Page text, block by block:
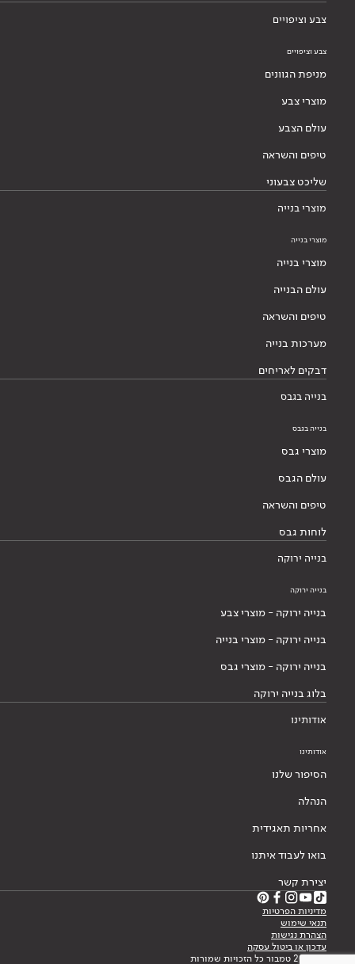
צבע וציפויים
צבע וציפויים
מניפת הגוונים
מוצרי צבע
עולם הצבע
טיפים והשראה
שליכט צבעוני
מוצרי בנייה
מוצרי בנייה
מוצרי בנייה
עולם הבנייה
טיפים והשראה
מערכות בנייה
דבקים לאריחים
בנייה בגבס
בנייה בגבס
מוצרי גבס
עולם הגבס
טיפים והשראה
לוחות גבס
בנייה ירוקה
בנייה ירוקה
בנייה ירוקה - מוצרי צבע
בנייה ירוקה - מוצרי בנייה
בנייה ירוקה - מוצרי גבס
בלוג בנייה ירוקה
אודותינו
אודותינו
הסיפור שלנו
הנהלה
אחריות תאגידית
בואו לעבוד איתנו
יצירת קשר
מדיניות הפרטיות
תנאי שימוש
הצהרת נגישות
עדכון או ביטול עסקה
© 2026 טמבור כל הזכויות שמורות